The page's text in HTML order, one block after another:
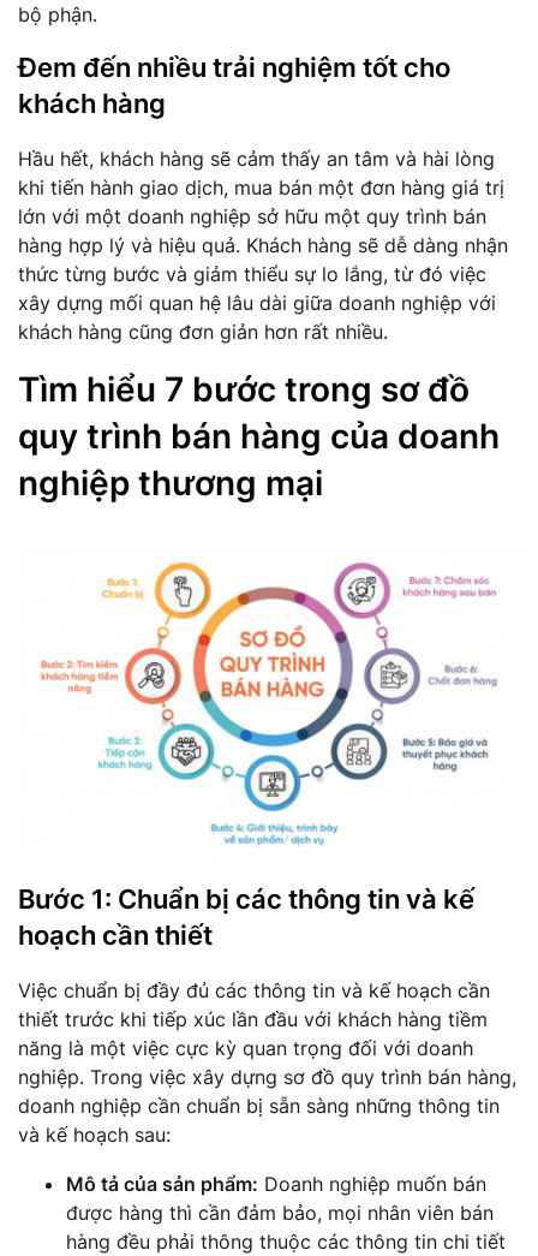
bộ phận.
Đem đến nhiều trải nghiệm tốt cho
khách hàng
Hầu hết, khách hàng sẽ cảm thấy an tâm và hài lòng
khi tiến hành giao dịch, mua bán một đơn hàng giá trị
lớn với một doanh nghiệp sở hữu một quy trình bán
hàng hợp lý và hiệu quả. Khách hàng sẽ dễ dàng nhận
thức từng bước và giảm thiểu sự lo lắng, từ đó việc
xây dựng mối quan hệ lâu dài giữa doanh nghiệp với
khách hàng cũng đơn giản hơn rất nhiều.
Tìm hiểu 7 bước trong sơ đồ
quy trình bán hàng của doanh
nghiệp thương mại
Bước 1: Chuẩn bị các thông tin và kế
hoạch cần thiết
Việc chuẩn bị đầy đủ các thông tin và kế hoạch cần
thiết trước khi tiếp xúc lần đầu với khách hàng tiềm
năng là một việc cực kỳ quan trọng đối với doanh
nghiệp. Trong việc xây dựng sơ đồ quy trình bán hàng,
doanh nghiệp cần chuẩn bị sẵn sàng những thông tin
và kế hoạch sau:
Mô tả của sản phẩm: Doanh nghiệp muốn bán
được hàng thì cần đảm bảo, mọi nhân viên bán
hàng đều phải thông thuộc các thông tin chi tiết